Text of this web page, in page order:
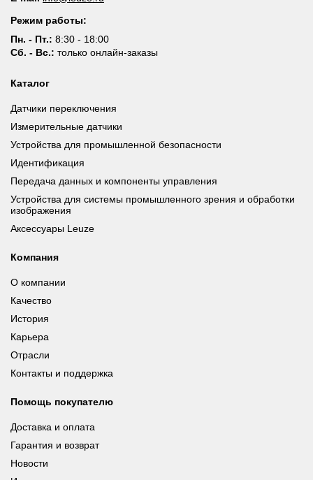
Режим работы:
Пн. - Пт.: 8:30 - 18:00
Сб. - Вс.: только онлайн-заказы
Каталог
Датчики переключения
Измерительные датчики
Устройства для промышленной безопасности
Идентификация
Передача данных и компоненты управления
Устройства для системы промышленного зрения и обработки
изображения
Аксессуары Leuze
Компания
О компании
Качество
История
Карьера
Отрасли
Контакты и поддержка
Помощь покупателю
Доставка и оплата
Гарантия и возврат
Новости